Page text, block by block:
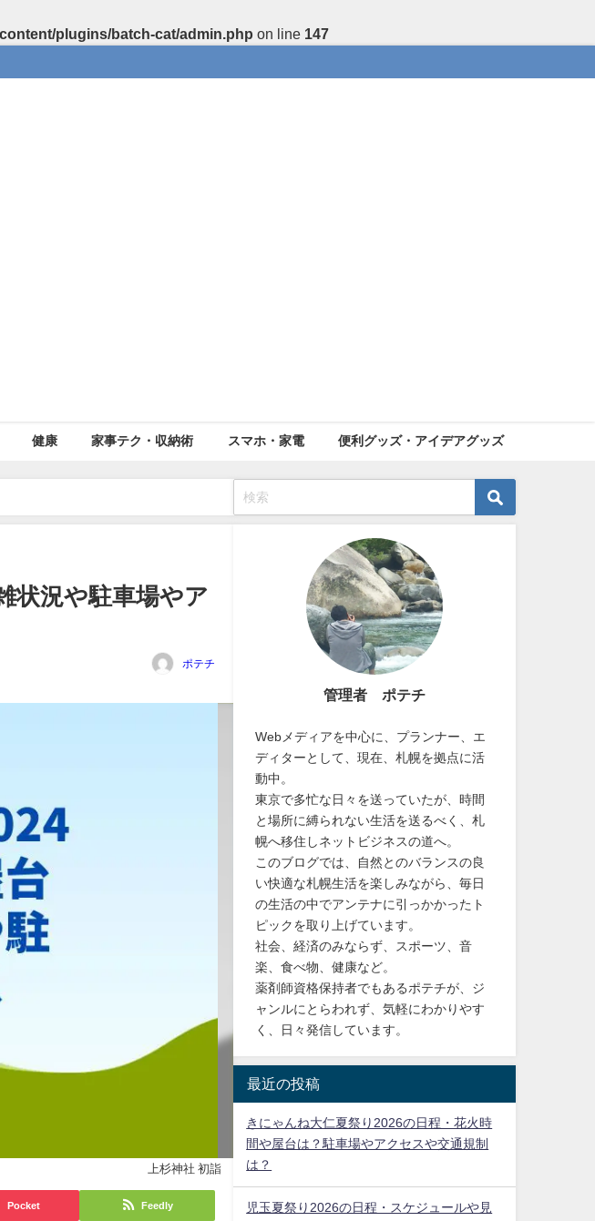
plugins/batch-cat/admin.php on line 147
健康 家事テク・収納術 スマホ・家電 便利グッズ・アイデアグッズ
状況や駐車場やア
ポテチ
上杉神社 初詣
Pocket Feedly
管理者 ポテチ
Webメディアを中心に、プランナー、エ
ディターとして、現在、札幌を拠点に活
動中。
東京で多忙な日々を送っていたが、時間
と場所に縛られない生活を送るべく、札
幌へ移住しネットビジネスの道へ。
このブログでは、自然とのバランスの良
い快適な札幌生活を楽しみながら、毎日
の生活の中でアンテナに引っかかったト
ピックを取り上げています。
社会、経済のみならず、スポーツ、音
楽、食べ物、健康など。
薬剤師資格保持者でもあるポテチが、ジ
ャンルにとらわれず、気軽にわかりやす
く、日々発信しています。
最近の投稿
きにゃんね大仁夏祭り2026の日程・花火時
間や屋台は？駐車場やアクセスや交通規制
は？
児玉夏祭り2026の日程・スケジュールや見